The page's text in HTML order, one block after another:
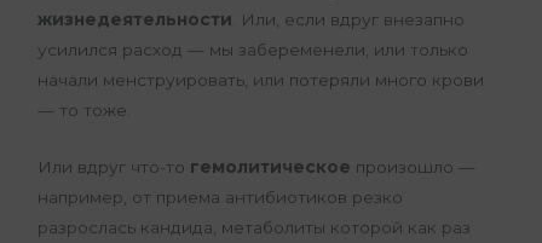
жизнедеятельности . Или, если вдруг внезапно
усилился расход — мы забеременели, или только
начали менструировать, или потеряли много крови
— то тоже.
Или вдруг что-то гемолитическое произошло —
например, от приема антибиотиков резко
разрослась кандида, метаболиты которой как раз